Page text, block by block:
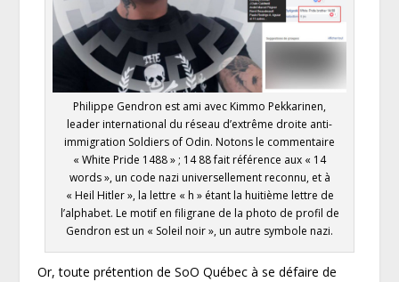
Philippe Gendron est ami avec Kimmo Pekkarinen,
leader international du réseau d’extrême droite anti-
immigration Soldiers of Odin. Notons le commentaire
« White Pride 1488 » ; 14 88 fait référence aux « 14
words », un code nazi universellement reconnu, et à
« Heil Hitler », la lettre « h » étant la huitième lettre de
l’alphabet. Le motif en filigrane de la photo de profil de
Gendron est un « Soleil noir », un autre symbole nazi.
Or, toute prétention de SoO Québec à se défaire de